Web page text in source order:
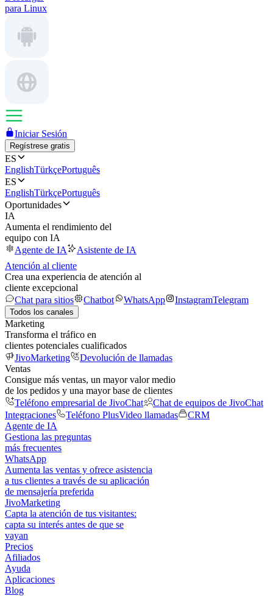
para Linux
Iniciar Sesión
Regístrese gratis
ES
EnglishTürkçePortuguês
ES
EnglishTürkçePortuguês
Oportunidades
IA
Aumenta el rendimiento del
equipo con IA
Agente de IA
Asistente de IA
Atención al cliente
Crea una experiencia de atención al
cliente excepcional
Chat para sitios
Chatbot WhatsApp InstagramTelegram
Todos los canales
Marketing
Transforma el tráfico en
clientes potenciales cualificados
JivoMarketing
Devolución de llamadas
Ventas
Consigue más ventas, un mayor valor medio
de los pedidos y una mayor base de clientes
Teléfono empresarial de JivoChat
Chat de equipos de JivoChat
Integraciones
Teléfono PlusVideo llamadas
CRM
Agente de IA
Gestiona las preguntas
más frecuentes
WhatsApp
Aumenta las ventas y ofrece asistencia
a tus clientes a través de su aplicación
de mensajería preferida
JivoMarketing
Capta la atención de tus visitantes:
capta su interés antes de que se
vayan
Precios
Afiliados
Ayuda
Aplicaciones
Blog